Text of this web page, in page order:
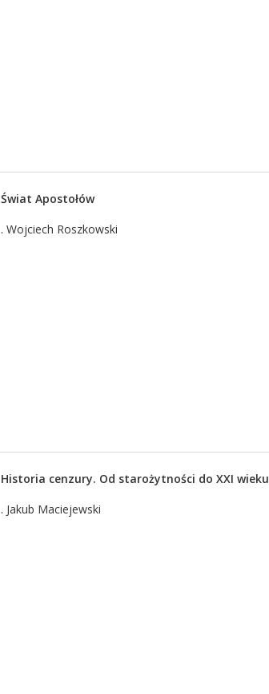
Świat Apostołów
. Wojciech Roszkowski
Historia cenzury. Od starożytności do XXI wieku
. Jakub Maciejewski